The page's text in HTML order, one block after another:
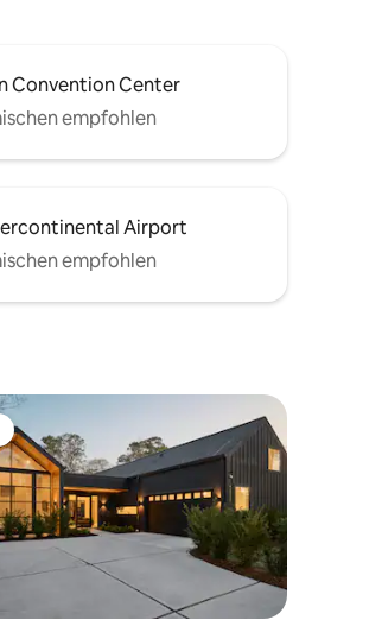
Convention Center
empfohlen
Airport
empfohlen